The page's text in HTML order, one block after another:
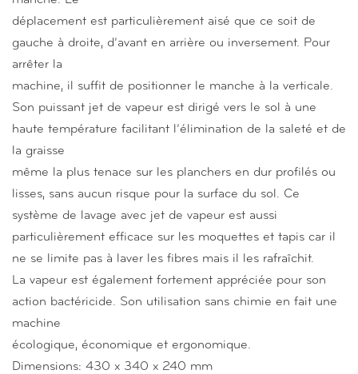
déplacement est particulièrement aisé que ce soit de
gauche à droite, d’avant en arrière ou inversement. Pour
arrêter la
machine, il suffit de positionner le manche à la verticale.
Son puissant jet de vapeur est dirigé vers le sol à une
haute température facilitant l’élimination de la saleté et de
la graisse
même la plus tenace sur les planchers en dur profilés ou
lisses, sans aucun risque pour la surface du sol. Ce
système de lavage avec jet de vapeur est aussi
particulièrement efficace sur les moquettes et tapis car il
ne se limite pas à laver les fibres mais il les rafraîchit.
La vapeur est également fortement appréciée pour son
action bactéricide. Son utilisation sans chimie en fait une
machine
écologique, économique et ergonomique.
Dimensions: 430 x 340 x 240 mm